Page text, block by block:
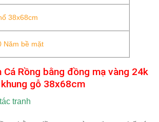
khung gỗ 38x68cm